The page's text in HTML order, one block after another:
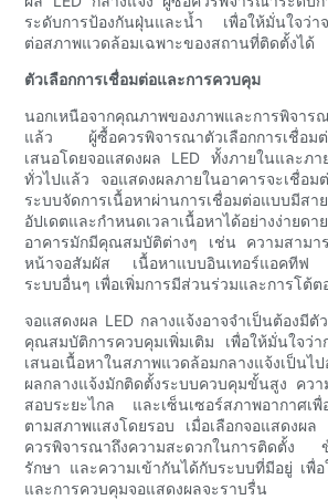
ระดับการป้องกันฝุ่นและน้ำ เพื่อให้มั่นใจว่า
ต่อสภาพแวดล้อมเฉพาะของสถานที่ติดตั้งได้
ตัวเลือกการเชื่อมต่อและการควบคุม
นอกเหนือจากคุณภาพของภาพและการพิจาร
แล้ว ผู้ซื้อควรพิจารณาตัวเลือกการเชื่อมต่
เสนอโดยจอแสดงผล LED ทั้งภายในและภ
ทั่วไปแล้ว จอแสดงผลภายในอาคารจะเชื่อม
ระบบจัดการเนื้อหาผ่านการเชื่อมต่อแบบมี
อัปเดตและกำหนดเวลาเนื้อหาได้อย่างง่าย
อาคารมักมีคุณสมบัติต่างๆ เช่น ความสามา
หน้าจอสัมผัส เนื้อหาแบบอินเทอร์แอคทีฟ
ระบบอื่นๆ เพื่อเพิ่มการมีส่วนร่วมและการโต้ต
จอแสดงผล LED กลางแจ้งอาจจำเป็นต้องมีตั
คุณสมบัติการควบคุมเพิ่มเติม เพื่อให้มั่นใจว่า
เสนอเนื้อหาในสภาพแวดล้อมกลางแจ้งเป็นไ
ผลกลางแจ้งมักติดตั้งระบบควบคุมขั้นสูง ควา
สอบระยะไกล และเซ็นเซอร์สภาพอากาศเพื่
ตามสภาพแสงโดยรอบ เมื่อเลือกจอแสดงผ
ควรพิจารณาถึงความสะดวกในการติดตั้ง
รักษา และความเข้ากันได้กับระบบที่มีอยู่ เพื่อ
และการควบคุมจอแสดงผลจะราบรื่น